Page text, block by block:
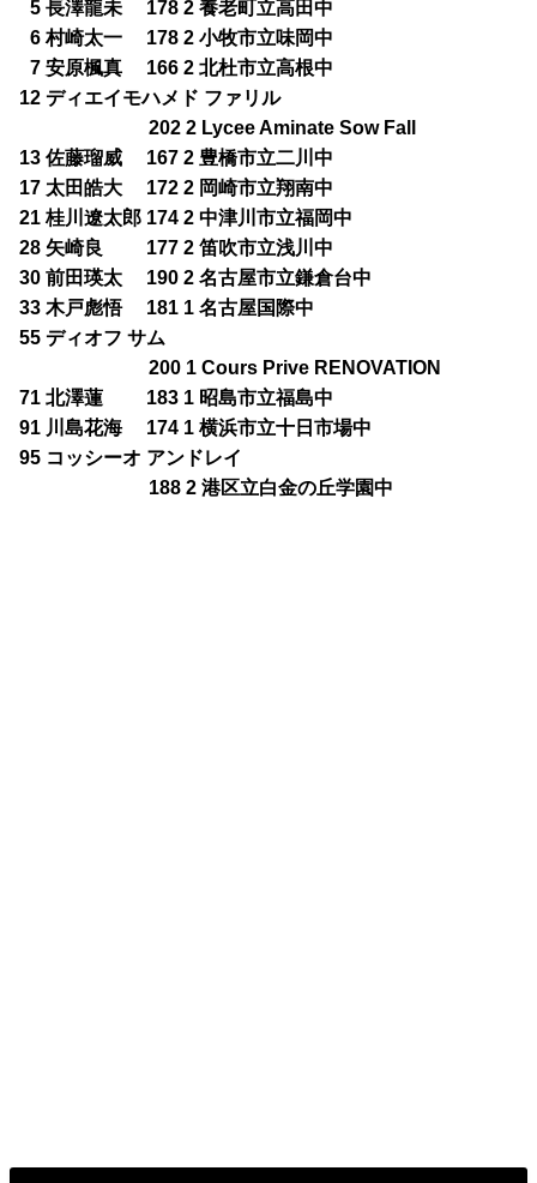
05 長澤龍未 178 2 養老町立高田中
06 村崎太一 178 2 小牧市立味岡中
07 安原楓真 166 2 北杜市立高根中
12 ディエイモハメド ファリル
202 2 Lycee Aminate Sow Fall
13 佐藤瑠威 167 2 豊橋市立二川中
17 太田皓大 172 2 岡崎市立翔南中
21 桂川遼太郎 174 2 中津川市立福岡中
28 矢崎良 177 2 笛吹市立浅川中
30 前田瑛太 190 2 名古屋市立鎌倉台中
33 木戸彪悟 181 1 名古屋国際中
55 ディオフ サム
200 1 Cours Prive RENOVATION
71 北澤蓮 183 1 昭島市立福島中
91 川島花海 174 1 横浜市立十日市場中
95 コッシーオ アンドレイ
188 2 港区立白金の丘学園中